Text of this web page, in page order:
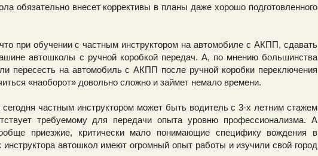
обязательно внесет коррективы в планы даже хорошо подготовленного
при обучении с частным инструктором на автомобиле с АКПП, сдавать
автошколы с ручной коробкой передач. А, по мнению большинства
пересесть на автомобиль с АКПП после ручной коробки переключения
«наоборот» довольно сложно и займет немало времени.
частным инструктором может быть водитель с 3-х летним стажем
требуемому для передачи опыта уровню профессионализма. А
приезжие, критически мало понимающие специфику вождения в
инструктора автошкол имеют огромный опыт работы и изучили свой город